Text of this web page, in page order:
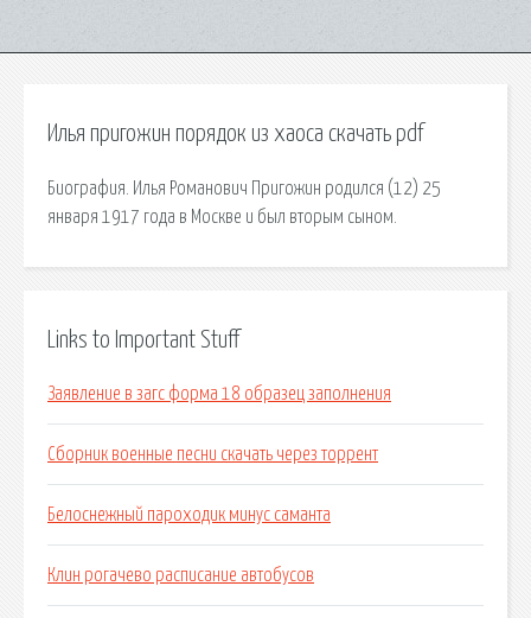
Илья пригожин порядок из хаоса скачать pdf
Биография. Илья Романович Пригожин родился (12) 25
января 1917 года в Москве и был вторым сыном.
Links to Important Stuff
Заявление в загс форма 18 образец заполнения
Сборник военные песни скачать через торрент
Белоснежный пароходик минус саманта
Клин рогачево расписание автобусов